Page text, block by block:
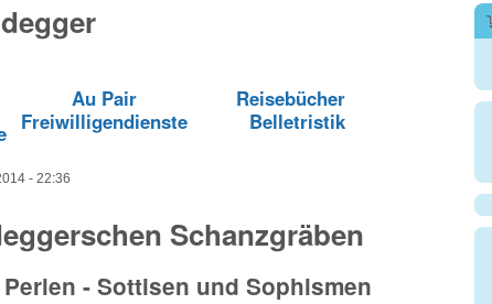
Au Pair
Freiwilligendienste
Reisebücher
Belletristik
- 22:36
Schanzgräben
- Sottisen und Sophismen